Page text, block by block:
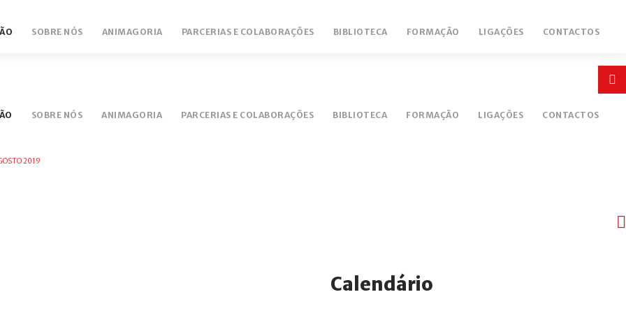
18/19
SOBRE NÓS ANIMAGORIA PARCERIAS E COLABORAÇÕES BIBLIOTECA FORMAÇÃO LIGAÇÕES CONTACTOS
SOBRE NÓS ANIMAGORIA PARCERIAS E COLABORAÇÕES BIBLIOTECA FORMAÇÃO LIGAÇÕES CONTACTOS
2019
Calendário
Ano
anterior
Mês
anterior
Próximo
ano
Próximo
mês
or
register
Remember